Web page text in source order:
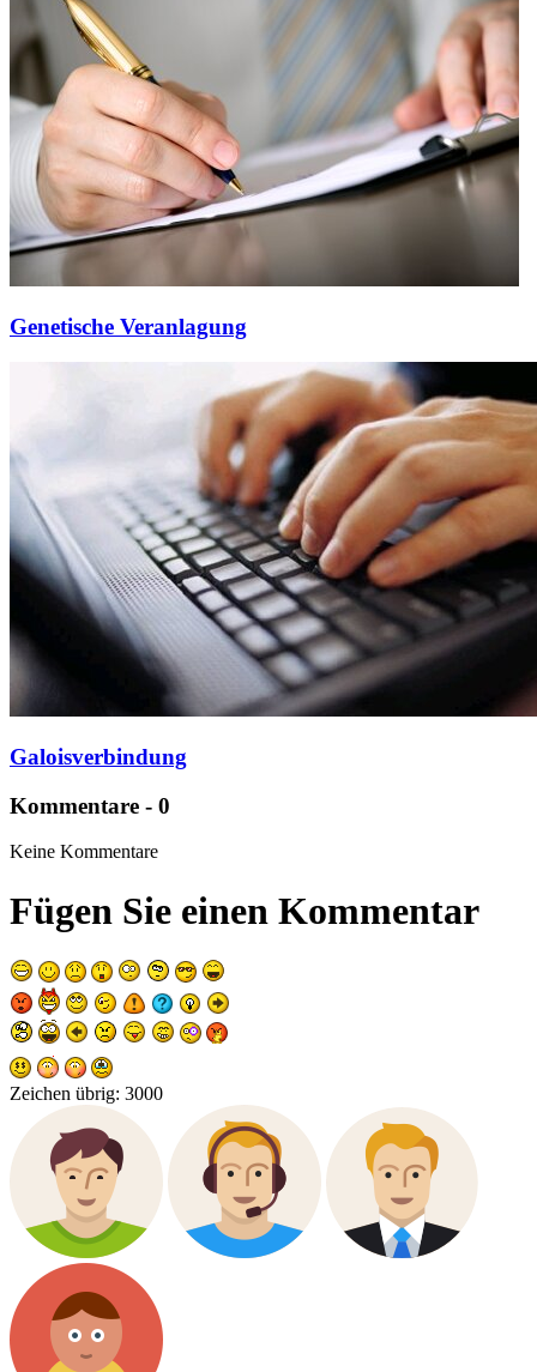
Genetische Veranlagung
Galoisverbindung
Kommentare - 0
Keine Kommentare
Fügen Sie einen Kommentar
Zeichen übrig: 3000